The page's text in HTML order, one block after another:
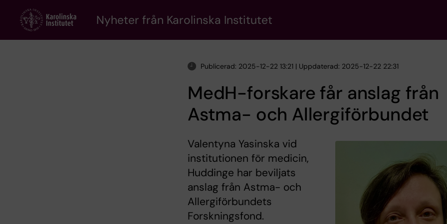
content
Nyheter från Karolinska Institutet
Publicerad: 2025-12-22 13:21 | Uppdaterad: 2025-12-22 22:31
MedH-forskare får anslag från
Astma- och Allergiförbundet
Valentyna Yasinska vid
institutionen för medicin,
Huddinge har beviljats
anslag från Astma- och
Allergiförbundets
Forskningsfond.